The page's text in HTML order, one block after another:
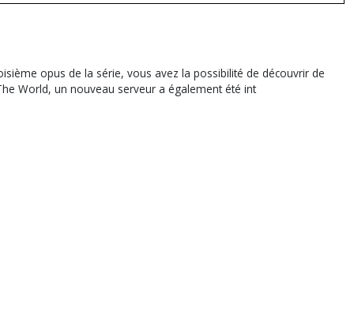
opus de la série, vous avez la possibilité de découvrir de
World, un nouveau serveur a également été int